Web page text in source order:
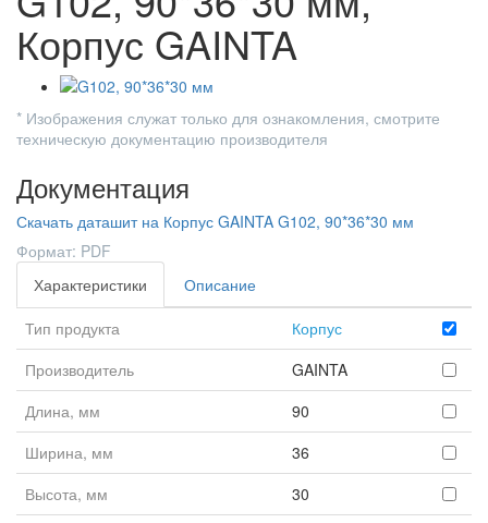
Корпус GAINTA
* Изображения служат только для ознакомления, смотрите
техническую документацию производителя
Документация
Скачать даташит на Корпус GAINTA G102, 90*36*30 мм
Формат: PDF
Характеристики
Описание
Тип продукта
Корпус
Производитель
GAINTA
Длина, мм
90
Ширина, мм
36
Высота, мм
30